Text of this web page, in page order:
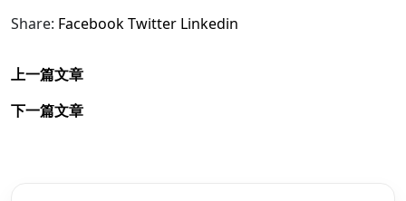
Share: FacebookTwitter Linkedin
上一篇文章
下一篇文章